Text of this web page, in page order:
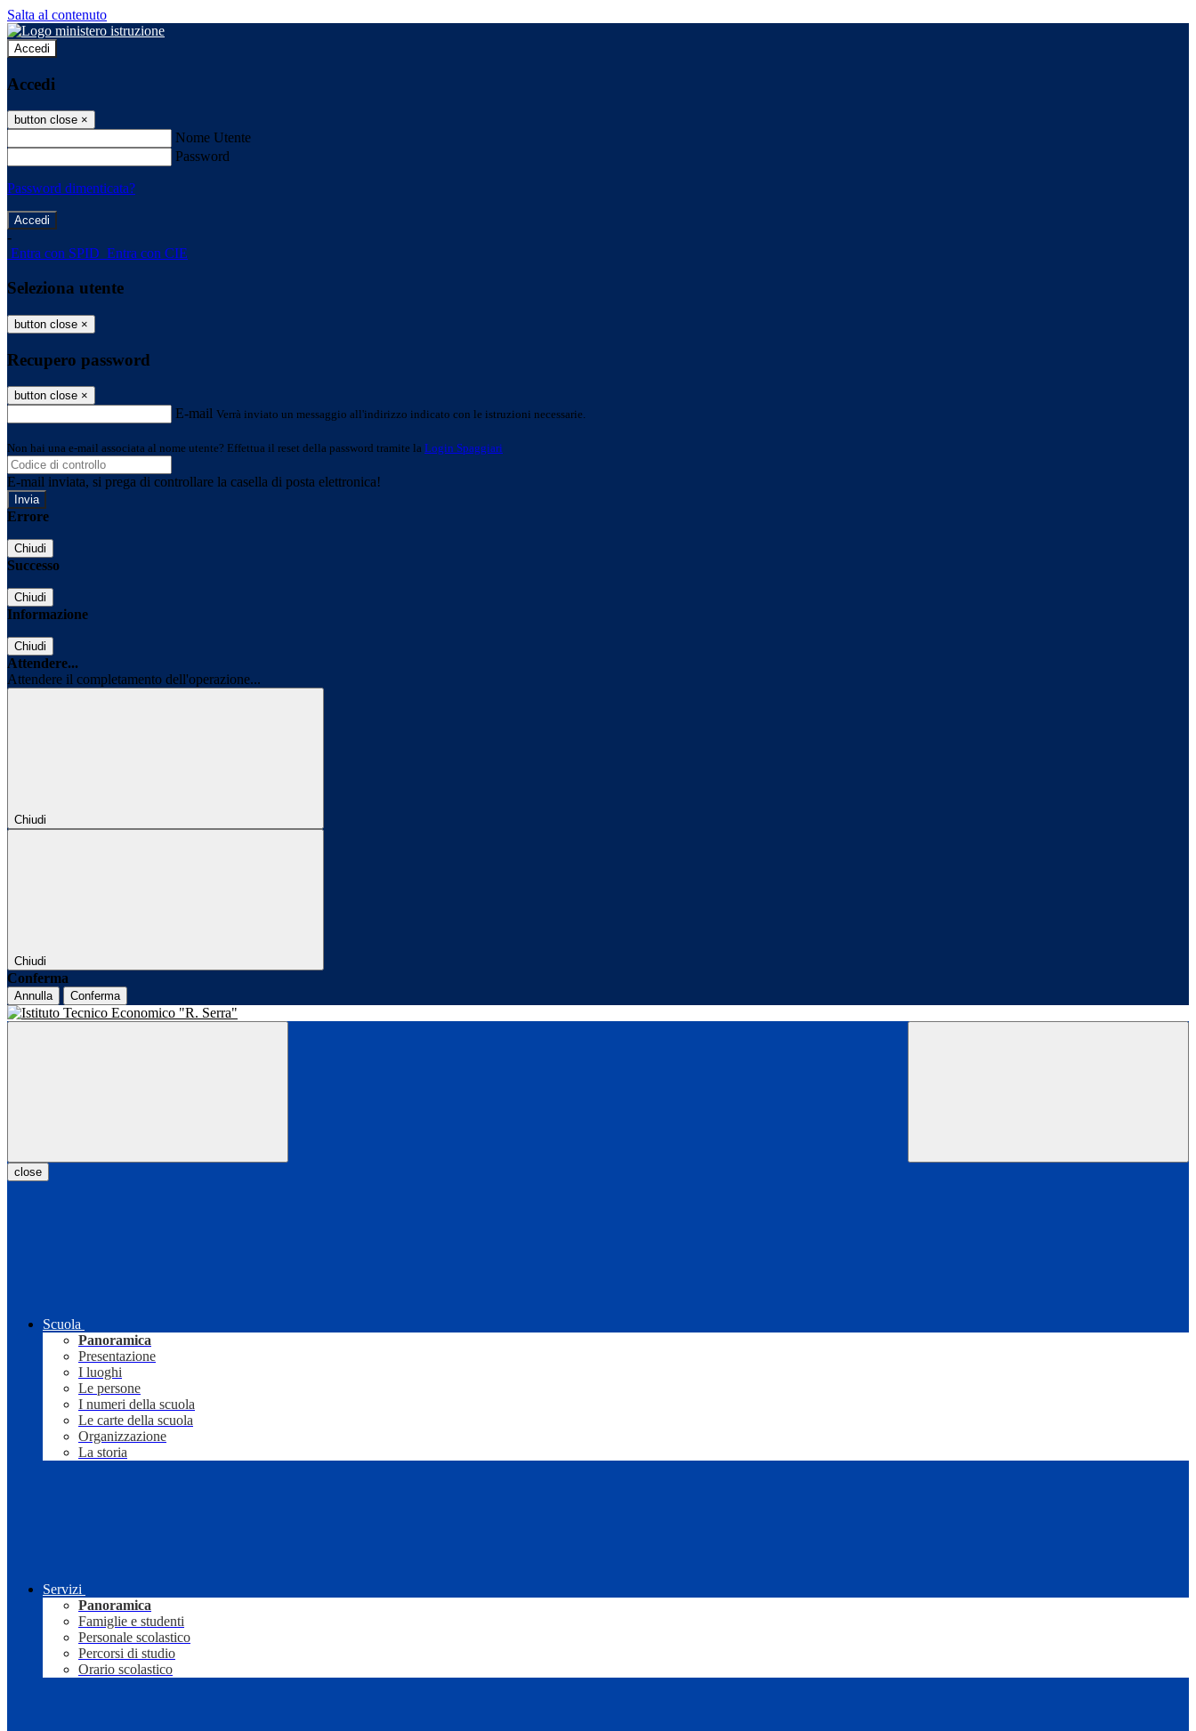
Salta al contenuto
Accedi
Accedi
button close ×
Nome Utente
Password
Password dimenticata?
-
Entra con SPID Entra con CIE
Seleziona utente
button close ×
Recupero password
button close ×
E-mail Verrà inviato un messaggio all'indirizzo indicato con le istruzioni necessarie.
Non hai una e-mail associata al nome utente? Effettua il reset della password tramite la Login Spaggiari
E-mail inviata, si prega di controllare la casella di posta elettronica!
Errore
Chiudi
Successo
Chiudi
Informazione
Chiudi
Attendere...
Attendere il completamento dell'operazione...
Chiudi
Chiudi
Conferma
Annulla Conferma
close
Scuola
Panoramica
Presentazione
I luoghi
Le persone
I numeri della scuola
Le carte della scuola
Organizzazione
La storia
Servizi
Panoramica
Famiglie e studenti
Personale scolastico
Percorsi di studio
Orario scolastico